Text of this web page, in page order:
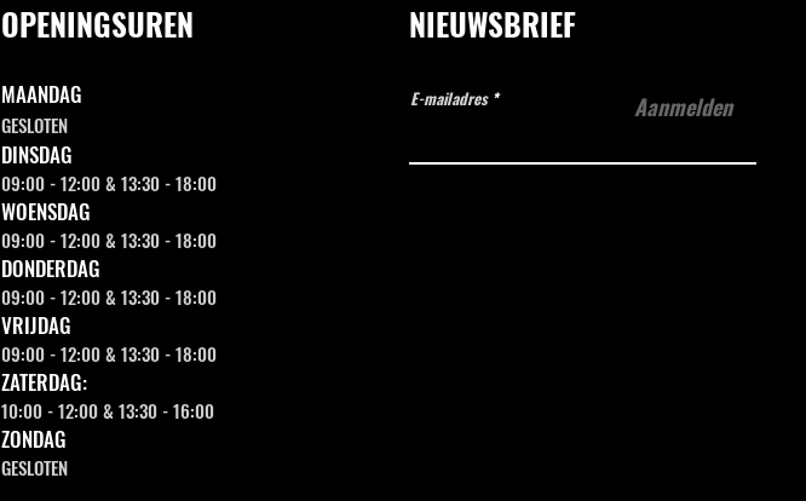
OPENINGSUREN NIEUWSBRIEF
E-mailadres Aanmelden
MAANDAG
GESLOTEN
DINSDAG
09:00 - 12:00 & 13:30 - 18:00
WOENSDAG
09:00 - 12:00 & 13:30 - 18:00
DONDERDAG
09:00 - 12:00 & 13:30 - 18:00
VRIJDAG
09:00 - 12:00 & 13:30 - 18:00
ZATERDAG:
10:00 - 12:00 & 13:30 - 16:00
ZONDAG
GESLOTEN